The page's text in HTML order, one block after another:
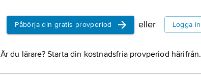
Påbörja din gratis provperiod eller Logga in
Är du lärare? Starta din kostnadsfria provperiod härifrån.